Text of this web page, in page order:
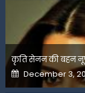
कृति सेनन की बहन
Posted
on
December 3,